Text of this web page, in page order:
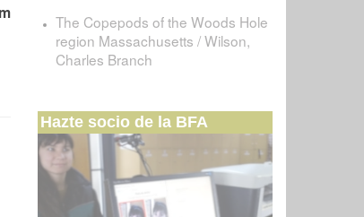
The Copepods of the Woods Hole
region Massachusetts / Wilson,
Charles Branch
Hazte socio de la BFA